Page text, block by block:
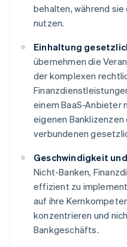
behalten, während
nutzen.
Einhaltung
übernehmen die
der komplexen
einem BaaS-Anbieter
eigenen
verbundenen
Geschwindigkeit
Nicht-Banken,
effizient zu
auf ihre
konzentrieren und
Bankgeschäfts.